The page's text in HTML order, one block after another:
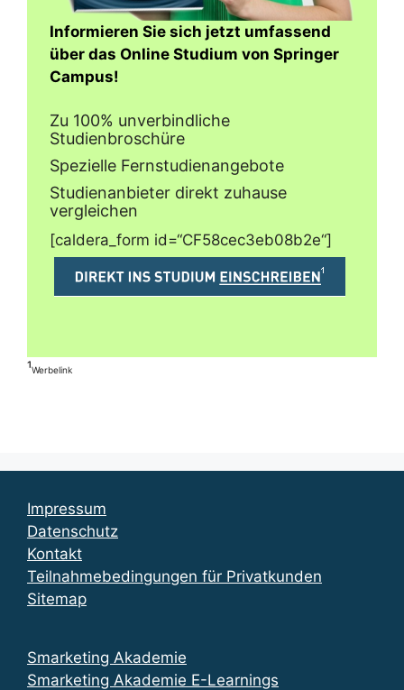
Informieren Sie sich jetzt umfassend
über das Online Studium von Springer
Campus!
Zu 100% unverbindliche
Studienbroschüre
Spezielle Fernstudienangebote
Studienanbieter direkt zuhause
vergleichen
[caldera_form id=“CF58cec3eb08b2e“]
¹Werbelink
Impressum
Datenschutz
Kontakt
Teilnahmebedingungen für Privatkunden
Sitemap
Smarketing Akademie
Smarketing Akademie E-Learnings